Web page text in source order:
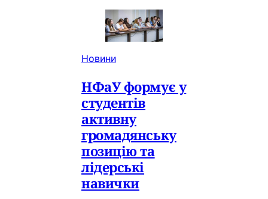
Новини
НФаУ формує у
студентів
активну
громадянську
позицію та
лідерські
навички